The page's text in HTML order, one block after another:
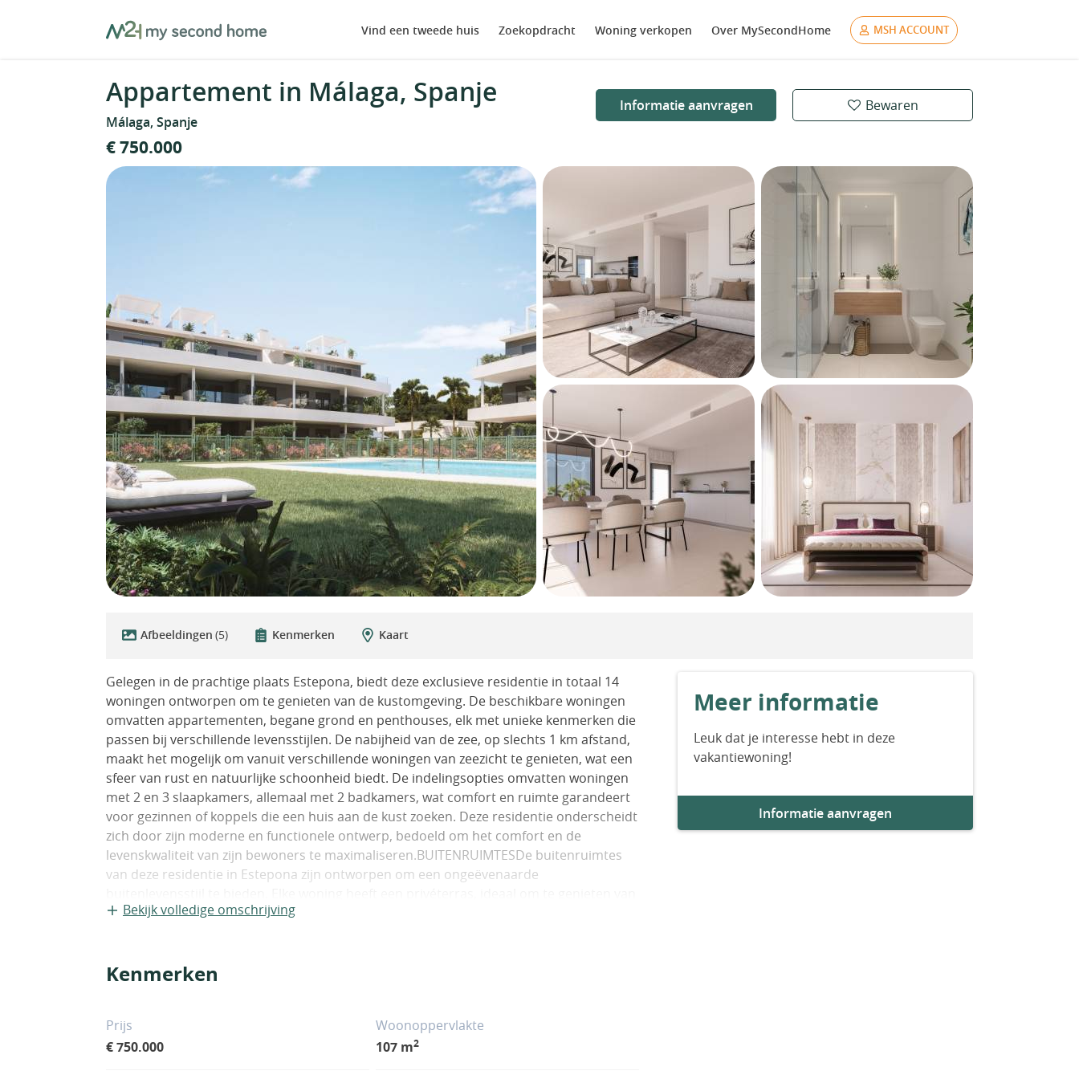
MySecondHome Vind een tweede huis Zoekopdracht Woning verkopen Over MySecondHome MSH ACCOUNT
Appartement in Málaga, Spanje
Málaga, Spanje
Informatie aanvragen Bewaren
€ 750.000
Afbeeldingen (5) Kenmerken Kaart
Gelegen in de prachtige plaats Estepona, biedt deze exclusieve residentie in totaal 14
woningen ontworpen om te genieten van de kustomgeving. De beschikbare woningen
omvatten appartementen, begane grond en penthouses, elk met unieke kenmerken die
passen bij verschillende levensstijlen. De nabijheid van de zee, op slechts 1 km afstand,
maakt het mogelijk om vanuit verschillende woningen van zeezicht te genieten, wat een
sfeer van rust en natuurlijke schoonheid biedt. De indelingsopties omvatten woningen
met 2 en 3 slaapkamers, allemaal met 2 badkamers, wat comfort en ruimte garandeert
voor gezinnen of koppels die een huis aan de kust zoeken. Deze residentie onderscheidt
zich door zijn moderne en functionele ontwerp, bedoeld om het comfort en de
levenskwaliteit van zijn bewoners te maximaliseren.BUITENRUIMTESDe buitenruimtes
van deze residentie in Estepona zijn ontworpen om een ongeëvenaarde
het zeezicht en het mediterrane klimaat. Bovendien bevatten sommige woningen een
terrassen zijn geïnstalleerd, voegen een vleugje elegantie en functionaliteit toe,
dagelijks leven in deze residentie.BINNENRUIMTESHet interieur van de woningen is
ontworpen met een focus op kwaliteit en comfort. De porseleinen tegelvloeren bieden
Bekijk volledige omschrijving
Kenmerken
Prijs
€ 750.000
Woonoppervlakte
107 m2
Meer informatie
Leuk dat je interesse hebt in deze
vakantiewoning!
Informatie aanvragen